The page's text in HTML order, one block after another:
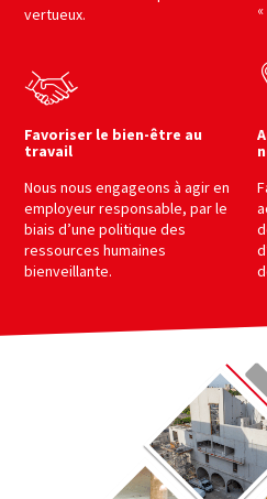
vertueux.
Favoriser le bien-être au
travail
Nous nous engageons à agir en
employeur responsable, par le
biais d’une politique des
ressources humaines
bienveillante.